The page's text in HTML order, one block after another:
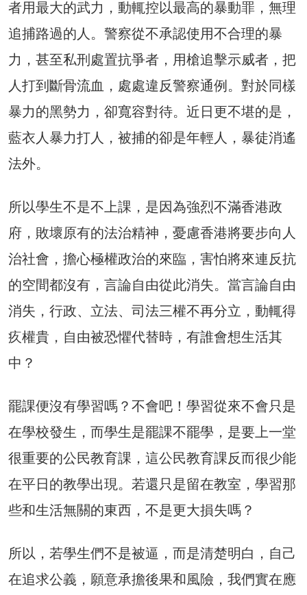
者用最大的武力，動輒控以最高的暴動罪，無理
追捕路過的人。警察從不承認使用不合理的暴
力，甚至私刑處置抗爭者，用槍追擊示威者，把
人打到斷骨流血，處處違反警察通例。對於同樣
暴力的黑勢力，卻寬容對待。近日更不堪的是，
藍衣人暴力打人，被捕的卻是年輕人，暴徒消遙
法外。
所以學生不是不上課，是因為強烈不滿香港政
府，敗壞原有的法治精神，憂慮香港將要步向人
治社會，擔心極權政治的來臨，害怕將來連反抗
的空間都沒有，言論自由從此消失。當言論自由
消失，行政、立法、司法三權不再分立，動輒得
疚權貴，自由被恐懼代替時，有誰會想生活其
中？
罷課便沒有學習嗎？不會吧！學習從來不會只是
在學校發生，而學生是罷課不罷學，是要上一堂
很重要的公民教育課，這公民教育課反而很少能
在平日的教學出現。若還只是留在教室，學習那
些和生活無關的東西，不是更大損失嗎？
所以，若學生們不是被逼，而是清楚明白，自己
在追求公義，願意承擔後果和風險，我們實在應